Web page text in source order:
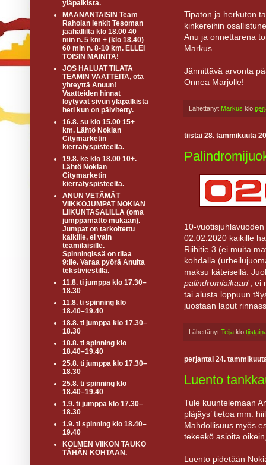
Tipaton ja herkuton
kinkereihin
Anu ja onnettarena
Markus.
Jännittävä arvonta
Onnea Marjolle!
Lähettänyt Markus klo
tiistai 28. tammikuuta
10-
02.02.2020 kaikille
Riihitie 3 (ei muita
kohdalla
maksu käteisellä.
palindromiaikaan', ei
tai alusta loppuun
juostaan laput
Lähettänyt Teija klo
perjantai 24.
Luento
Tule kuuntelemaan
pläjäys’ tietoa mm.
Mahdollisuus myös
tekeekö asioita
Luento pidetään
yläpalkista.
MAANANTAISIN Team
Raholan lenkit Tesoman
jäähallilta klo 18.00 40
min n. 5 km + (klo 18.40)
60 min n. 8-10 km. ELLEI
TOISIN MAINITA!
JOS HALUAT TILATA
TEAMIN VAATTEITA, ota
yhteyttä Anuun!
Vaatteiden hinnat
löytyvät sivun yläpalkista
heti kun on päivitetty.
16.8. su klo 15.00 15+
km. Lähtö Nokian
Citymarketin
kierrätyspisteeltä.
19.8. ke klo 18.00 10+.
Lähtö Nokian
Citymarketin
kierrätyspisteeltä.
ANUN VETÄMÄT
VIIKKOJUMPAT NOKIAN
LIIKUNTASALILLA (oma
jumppamatto mukaan).
Jumpat on tarkoitettu
kaikille, ei vain
teamiläisille.
Spinningissä on tilaa
9:lle. Varaa pyörä Anulta
tekstiviestillä.
11.8. ti jumppa klo 17.30–
18.30
11.8. ti spinning klo
18.40–19.40
18.8. ti jumppa klo 17.30–
18.30
18.8. ti spinning klo
18.40–19.40
25.8. ti jumppa klo 17.30–
18.30
25.8. ti spinning klo
18.40–19.40
1.9. ti jumppa klo 17.30–
18.30
1.9. ti spinning klo 18.40–
19.40
KOLMEN VIIKON TAUKO
TÄHÄN KOHTAAN.